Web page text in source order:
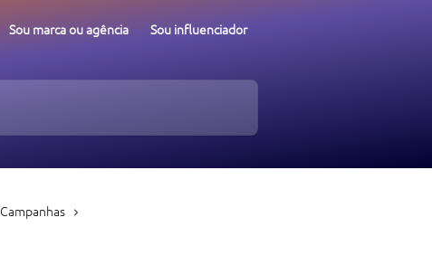
Sou marca ou agência Sou influenciador
Campanhas